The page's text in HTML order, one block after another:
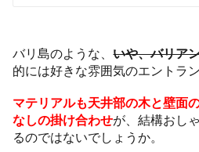
バリ島のような、いや、バリア
的には好きな雰囲気のエントラ
マテリアルも天井部の木と壁面
なしの掛け合わせが、結構おし
るのではないでしょうか。